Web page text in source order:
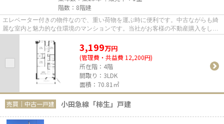
階数：8階建
エレベーター付きの物件なので、重い荷物を運ぶ時に便利です。中古ながらも綺
麗な室内と魅力的な住環境のマンションです。当社がお客様の不動産購入をしっ
3,199万円
(管理費・共益費 12,200円)
所在階：4階
間取り：3LDK
面積：70.81㎡
売買｜中古一戸建 小田急線「柿生」戸建